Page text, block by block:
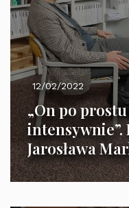
12/02/2022
„On po
Jarosława